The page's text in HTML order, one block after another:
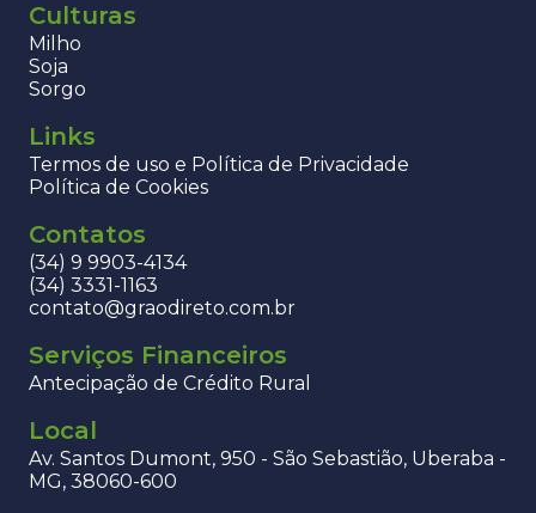
Culturas
Milho
Soja
Sorgo
Links
Termos de uso e Política de Privacidade
Política de Cookies
Contatos
(34) 9 9903-4134
(34) 3331-1163
contato@graodireto.com.br
Serviços Financeiros
Antecipação de Crédito Rural
Local
Av. Santos Dumont, 950 - São Sebastião, Uberaba -
MG, 38060-600